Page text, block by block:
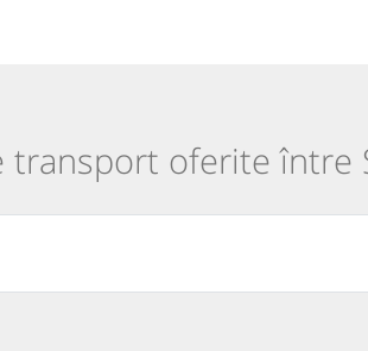
transport oferite între